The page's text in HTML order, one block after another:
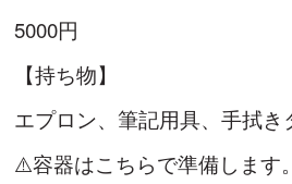
5000円
【持ち物】
エプロン、筆記用具、手拭き
⚠️容器はこちらで準備します。